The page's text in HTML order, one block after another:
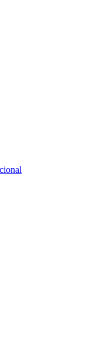
on our website. By
cookies, you can